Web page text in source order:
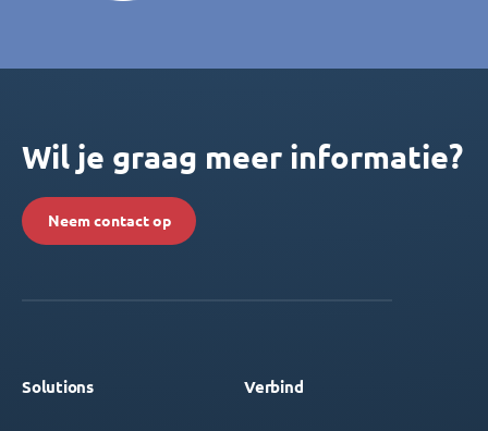
Wil je graag meer informatie?
Neem contact op
Solutions Verbind